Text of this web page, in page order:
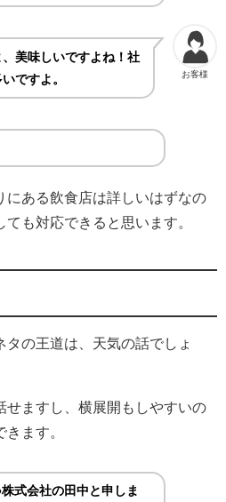
お客様
美味しいですよね！社
ですよ。
にある飲食店は詳しいはずなの
も対応できると思います。
の王道は、天気の話でしょ
せますし、横展開もしやすいの
ます。
式会社の田中と申しま